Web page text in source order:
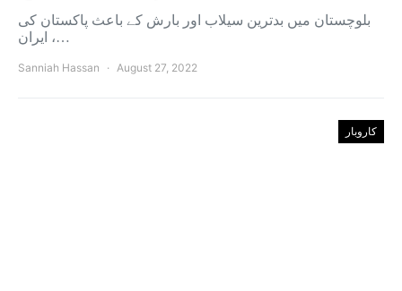
بلوچستان میں بدترین سیلاب اور بارش کے باعث پاکستان کی
ایران ،…
Sanniah Hassan August 27, 2022
کاروبار